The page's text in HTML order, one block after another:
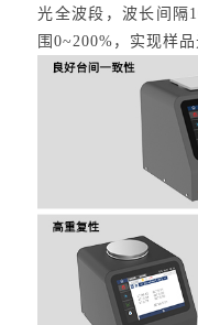
光全波段，波长间隔
围0~200%，实现样